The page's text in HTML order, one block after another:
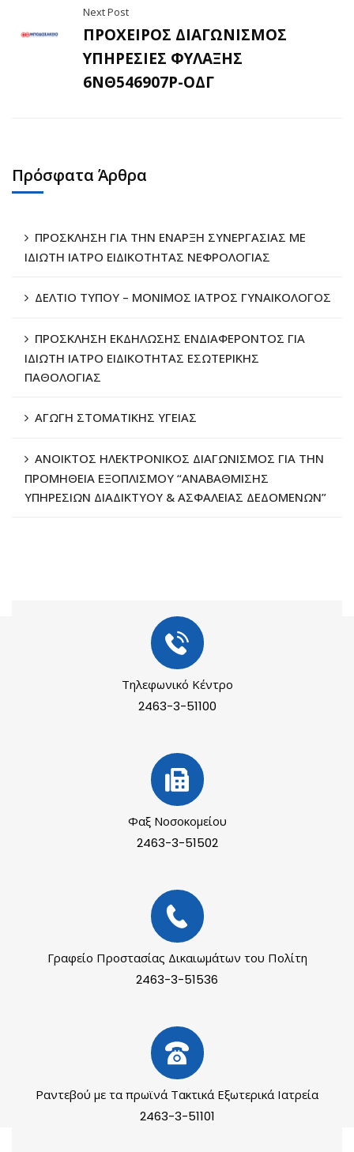
Next Post
ΠΡΟΧΕΙΡΟΣ ΔΙΑΓΩΝΙΣΜΟΣ
ΥΠΗΡΕΣΙΕΣ ΦΥΛΑΞΗΣ
6ΝΘ546907Ρ-ΟΔΓ
Πρόσφατα Άρθρα
ΠΡΟΣΚΛΗΣΗ ΓΙΑ ΤΗΝ ΕΝΑΡΞΗ ΣΥΝΕΡΓΑΣΙΑΣ ΜΕ
ΙΔΙΩΤΗ ΙΑΤΡΟ ΕΙΔΙΚΟΤΗΤΑΣ ΝΕΦΡΟΛΟΓΙΑΣ
ΔΕΛΤΙΟ ΤΥΠΟΥ – ΜΟΝΙΜΟΣ ΙΑΤΡΟΣ ΓΥΝΑΙΚΟΛΟΓΟΣ
ΠΡΟΣΚΛΗΣΗ ΕΚΔΗΛΩΣΗΣ ΕΝΔΙΑΦΕΡΟΝΤΟΣ ΓΙΑ
ΙΔΙΩΤΗ ΙΑΤΡΟ ΕΙΔΙΚΟΤΗΤΑΣ ΕΣΩΤΕΡΙΚΗΣ
ΠΑΘΟΛΟΓΙΑΣ
ΑΓΩΓΗ ΣΤΟΜΑΤΙΚΗΣ ΥΓΕΙΑΣ
ΑΝΟΙΚΤΟΣ ΗΛΕΚΤΡΟΝΙΚΟΣ ΔΙΑΓΩΝΙΣΜΟΣ ΓΙΑ ΤΗΝ
ΠΡΟΜΗΘΕΙΑ ΕΞΟΠΛΙΣΜΟΥ “ΑΝΑΒΑΘΜΙΣΗΣ
ΥΠΗΡΕΣΙΩΝ ΔΙΑΔΙΚΤΥΟΥ & ΑΣΦΑΛΕΙΑΣ ΔΕΔΟΜΕΝΩΝ”
Τηλεφωνικό Κέντρο
2463-3-51100
Φαξ Νοσοκομείου
2463-3-51502
Γραφείο Προστασίας Δικαιωμάτων του Πολίτη
2463-3-51536
Ραντεβού με τα πρωϊνά Τακτικά Εξωτερικά Ιατρεία
2463-3-51101